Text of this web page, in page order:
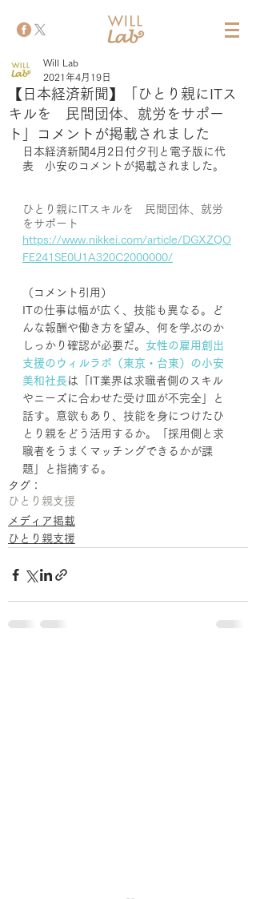
【日本経済新聞】「ひとり親にITス
キルを 民間団体、就労をサポー
ト」コメントが掲載されました
Will Lab
2021年4月19日
日本経済新聞4月2日付夕刊と電子版に代
表　小安のコメントが掲載されました。
ひとり親にITスキルを　民間団体、就労
をサポート
https://www.nikkei.com/article/DGXZQO
FE241SE0U1A320C2000000/
（コメント引用）
ITの仕事は幅が広く、技能も異なる。ど
んな報酬や働き方を望み、何を学ぶのか
しっかり確認が必要だ。 女性の雇用創出
支援のウィルラボ（東京・台東）の小安
美和社長は「IT業界は求職者側のスキル
やニーズに合わせた受け皿が不完全」と
話す。意欲もあり、技能を身につけたひ
とり親をどう活用するか。「採用側と求
職者をうまくマッチングできるかが課
題」と指摘する。
タグ：
ひとり親支援
メディア掲載
ひとり親支援